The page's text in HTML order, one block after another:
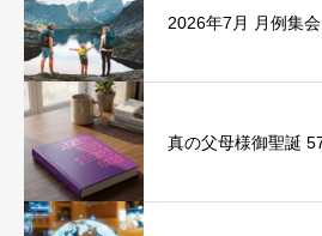
2026年7月 月例集
真の父母様御聖誕